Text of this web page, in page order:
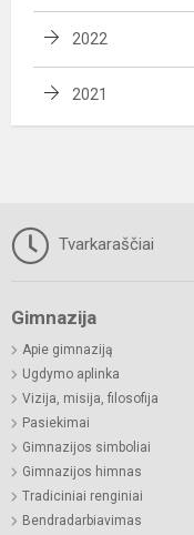
2022
2021
Tvarkaraščiai
Gimnazija
Apie gimnaziją
Ugdymo aplinka
Vizija, misija, filosofija
Pasiekimai
Gimnazijos simboliai
Gimnazijos himnas
Tradiciniai renginiai
Bendradarbiavimas